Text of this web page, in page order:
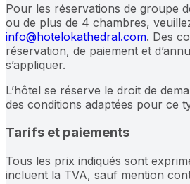
Pour les réservations de groupe
ou de plus de 4 chambres,
info@hotelokathedral.com. Des
réservation, de paiement et
s’appliquer.
L’hôtel se réserve le droit de
des conditions adaptées pour ce
Tarifs et paiements
Tous les prix indiqués sont
incluent la TVA, sauf mention